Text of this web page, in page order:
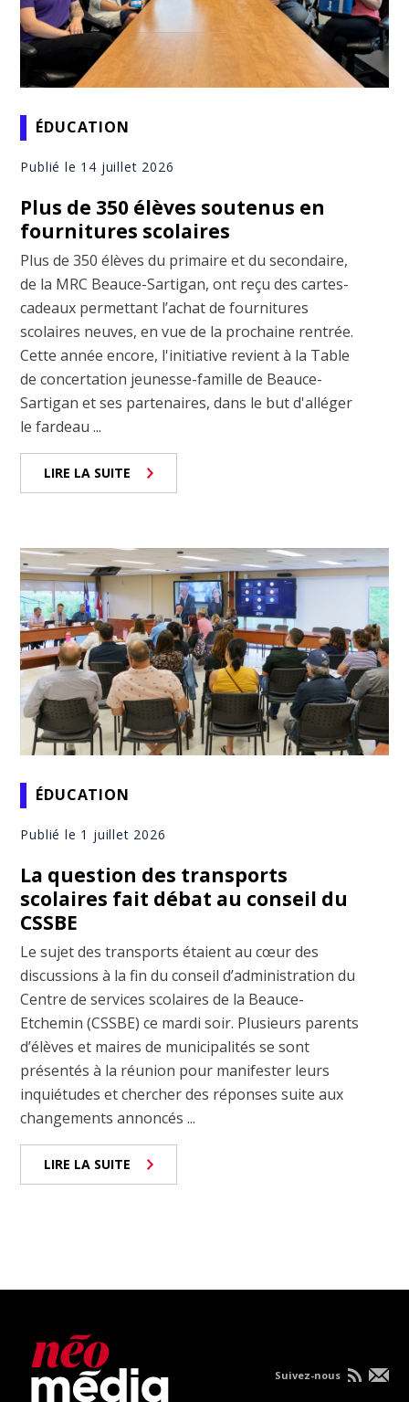
ÉDUCATION
Publié le 14 juillet 2026
Plus de 350 élèves soutenus en
fournitures scolaires
Plus de 350 élèves du primaire et du secondaire,
de la MRC Beauce-Sartigan, ont reçu des cartes-
cadeaux permettant l’achat de fournitures
scolaires neuves, en vue de la prochaine rentrée.
Cette année encore, l'initiative revient à la Table
de concertation jeunesse-famille de Beauce-
Sartigan et ses partenaires, dans le but d'alléger
le fardeau ...
LIRE LA SUITE
ÉDUCATION
Publié le 1 juillet 2026
La question des transports
scolaires fait débat au conseil du
CSSBE
Le sujet des transports étaient au cœur des
discussions à la fin du conseil d’administration du
Centre de services scolaires de la Beauce-
Etchemin (CSSBE) ce mardi soir. Plusieurs parents
d’élèves et maires de municipalités se sont
présentés à la réunion pour manifester leurs
inquiétudes et chercher des réponses suite aux
changements annoncés ...
LIRE LA SUITE
Suivez-nous